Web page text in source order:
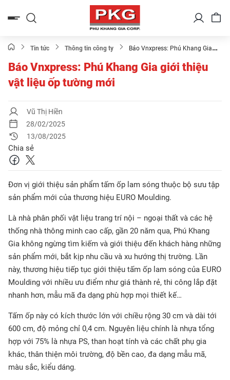
qua
Tin tức Thông tin công ty
Báo Vnxpress: Phú Khang Gia
Báo Vnxpress: Phú Khang Gia giới thiệu
vật liệu ốp tường mới
Vũ Thị Hiền
28/02/2025
13/08/2025
Chia sẻ
Đơn vị giới thiệu sản phẩm tấm ốp lam sóng thuộc bộ sưu tập
sản phẩm mới của thương hiệu EURO Moulding.
Là nhà phân phối vật liệu trang trí nội – ngoại thất và các hệ
thống nhà thông minh cao cấp, gần 20 năm qua, Phú Khang
Gia không ngừng tìm kiếm và giới thiệu đến khách hàng những
sản phẩm mới, bắt kịp nhu cầu và xu hướng thị trường. Lần
này, thương hiệu tiếp tục giới thiệu tấm ốp lam sóng của EURO
Moulding với nhiều ưu điểm như giá thành rẻ, thi công lắp đặt
nhanh hơn, mẫu mã đa dạng phù hợp mọi thiết kế…
Tấm ốp này có kích thước lớn với chiều rộng 30 cm và dài tới
600 cm, độ mỏng chỉ 0,4 cm. Nguyên liệu chính là nhựa tổng
hợp với 75% là nhựa PS, than hoạt tính và các chất phụ gia
khác, thân thiện môi trường, độ bền cao, đa dạng mẫu mã,
màu sắc, kiểu dáng.